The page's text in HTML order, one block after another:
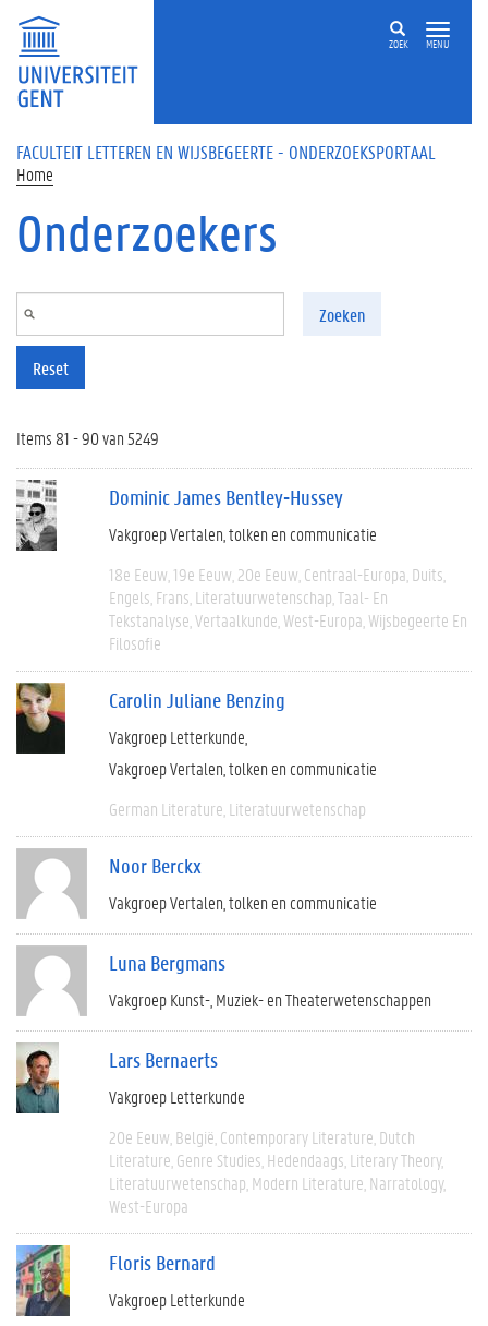
Overslaan en naar de inhoud gaan
ZOEK MENU
FACULTEIT LETTEREN EN WIJSBEGEERTE - ONDERZOEKSPORTAAL
Home
Onderzoekers
Zoeken
Reset
Items 81 - 90 van 5249
Dominic James Bentley-Hussey
Vakgroep Vertalen, tolken en communicatie
18e Eeuw 19e Eeuw 20e Eeuw Centraal-Europa Duits
Engels Frans Literatuurwetenschap Taal- En
Tekstanalyse Vertaalkunde West-Europa Wijsbegeerte En
Filosofie
Carolin Juliane Benzing
Vakgroep Letterkunde
Vakgroep Vertalen, tolken en communicatie
German Literature Literatuurwetenschap
Noor Berckx
Vakgroep Vertalen, tolken en communicatie
Luna Bergmans
Vakgroep Kunst-, Muziek- en Theaterwetenschappen
Lars Bernaerts
Vakgroep Letterkunde
20e Eeuw België Contemporary Literature Dutch
Literature Genre Studies Hedendaags Literary Theory
Literatuurwetenschap Modern Literature Narratology
West-Europa
Floris Bernard
Vakgroep Letterkunde